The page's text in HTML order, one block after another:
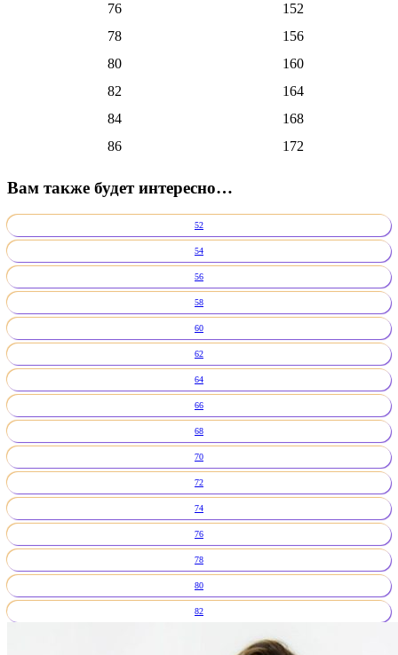
76
152
78
156
80
160
82
164
84
168
86
172
Вам также будет интересно…
52
54
56
58
60
62
64
66
68
70
72
74
76
78
80
82